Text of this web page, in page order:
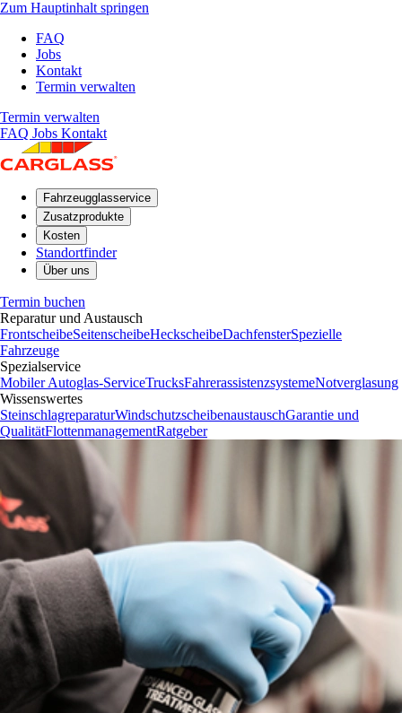
Zum Hauptinhalt springen
FAQ
Jobs
Kontakt
Termin verwalten
Termin verwalten
FAQ Jobs Kontakt
Fahrzeugglasservice
Zusatzprodukte
Kosten
Standortfinder
Über uns
Termin buchen
Reparatur und Austausch
FrontscheibeSeitenscheibeHeckscheibeDachfensterSpezielle
Fahrzeuge
Spezialservice
Mobiler Autoglas-ServiceTrucksFahrerassistenzsystemeNotverglasung
Wissenswertes
SteinschlagreparaturWindschutzscheibenaustauschGarantie und
QualitätFlottenmanagementRatgeber